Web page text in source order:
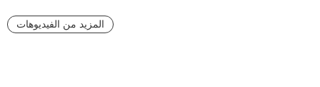
المزيد من الفيديوهات